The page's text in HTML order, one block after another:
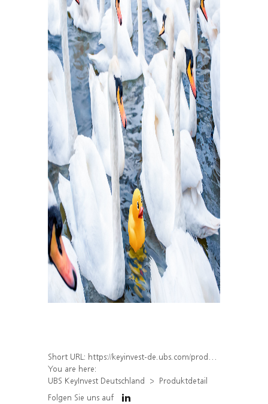
Short URL: https://keyinvest-de.ubs.com/produkt/detail/index/isin/DE000WA6N3V7
You are here:
UBS KeyInvest Deutschland
Produktdetail
Folgen Sie uns auf